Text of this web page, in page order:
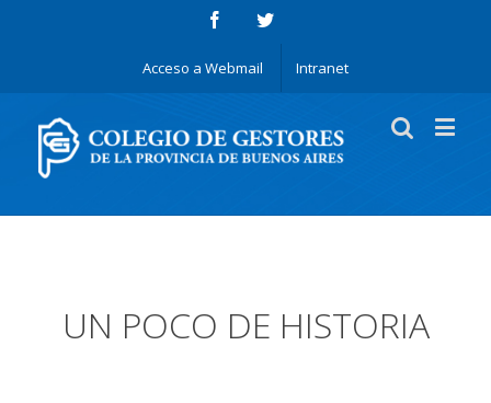
Acceso a Webmail Intranet
UN POCO DE HISTORIA